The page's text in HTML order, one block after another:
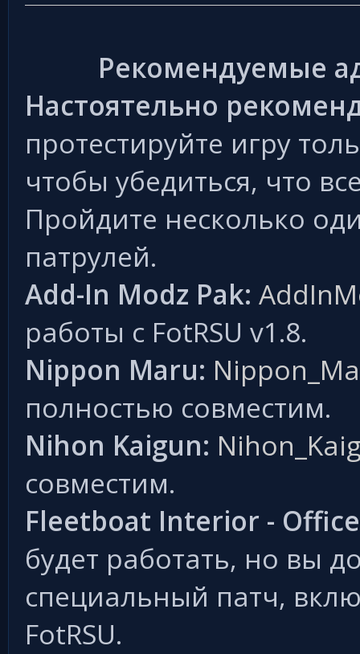
Рекомендуемые
Настоятельно
протестируйте игру
чтобы убедиться, что
Пройдите несколько
патрулей.
Add-In Modz Pak:
работы с FotRSU v1.8.
Nippon Maru:
полностью совместим.
Nihon Kaigun:
совместим.
Fleetboat Interior -
будет работать, но вы
специальный патч,
FotRSU.